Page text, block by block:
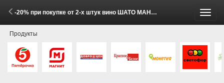
-20% при покупке от 2-х штук вино ШАТО МАНАВИ в ассортименте 0.75л (27 Мая - 8 Июня 2026)
Продукты